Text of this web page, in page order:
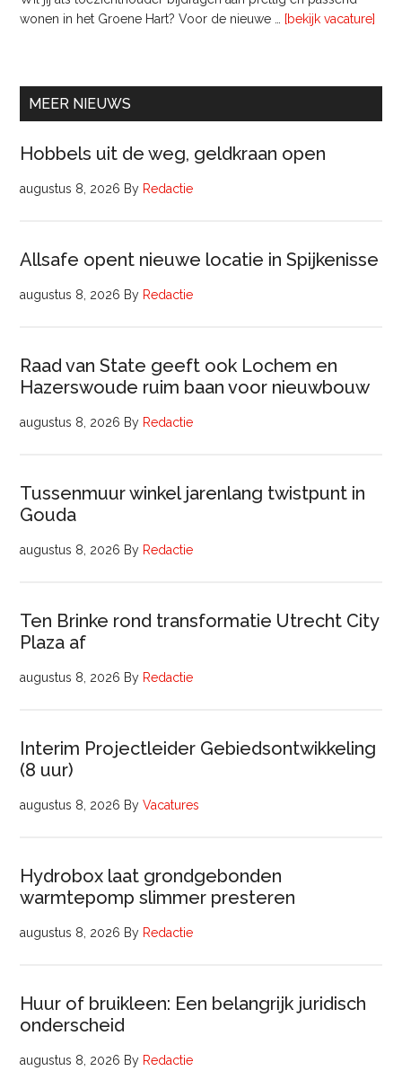
wonen in het Groene Hart? Voor de nieuwe …
[bekijk vacature]
MEER NIEUWS
Hobbels uit de weg, geldkraan open
augustus 8, 2026 By Redactie
Allsafe opent nieuwe locatie in Spijkenisse
augustus 8, 2026 By Redactie
Raad van State geeft ook Lochem en
Hazerswoude ruim baan voor nieuwbouw
augustus 8, 2026 By Redactie
Tussenmuur winkel jarenlang twistpunt in
Gouda
augustus 8, 2026 By Redactie
Ten Brinke rond transformatie Utrecht City
Plaza af
augustus 8, 2026 By Redactie
Interim Projectleider Gebiedsontwikkeling
(8 uur)
augustus 8, 2026 ByVacatures
Hydrobox laat grondgebonden
warmtepomp slimmer presteren
augustus 8, 2026 By Redactie
Huur of bruikleen: Een belangrijk juridisch
onderscheid
augustus 8, 2026 By Redactie